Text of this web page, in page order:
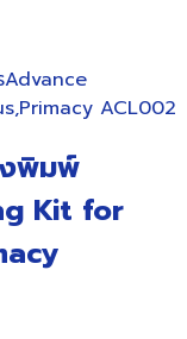
งพิมพ์
Kit for